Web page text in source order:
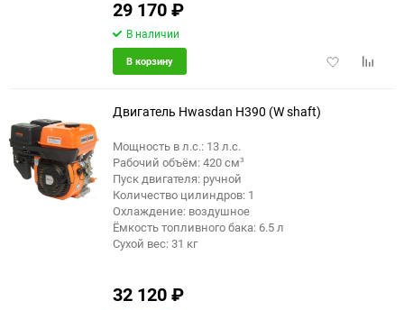
29 170₽
В наличии
Добавить
В корзину
Двигатель Hwasdan H390 (W shaft)
Мощность в л.с.: 13 л.с.
Рабочий объём: 420 см³
Пуск двигателя: ручной
Количество цилиндров: 1
Охлаждение: воздушное
Ёмкость топливного бака: 6.5 л
Сухой вес: 31 кг
32 120₽